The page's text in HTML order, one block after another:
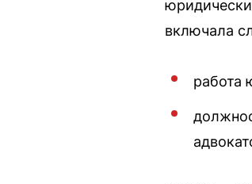
включала
работа